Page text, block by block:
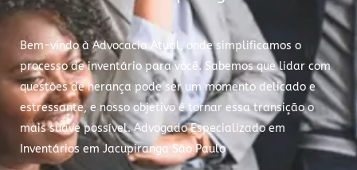
Bem-vindo à Advocacia Atual, onde simplificamos o
processo de inventário para você. Sabemos que lidar com
questões de herança pode ser um momento delicado e
estressante, e nosso objetivo é tornar essa transição o
mais suave possível. Advogado Especializado em
Inventários em Jacupiranga São Paulo